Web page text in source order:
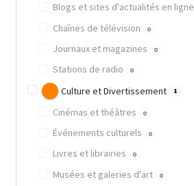
Blogs et sites d'actualités en ligne
Chaînes de télévision 0
Journaux et magazines 0
Stations de radio 0
Culture et Divertissement 1
Cinémas et théâtres 0
Événements culturels 0
Livres et librairies 0
Musées et galeries d'art 0